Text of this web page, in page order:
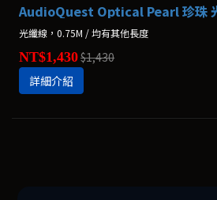
AudioQuest Optical Pearl 珍珠
光纖線，0.75M / 均有其他長度
NT$1,430$1,430
詳細介紹